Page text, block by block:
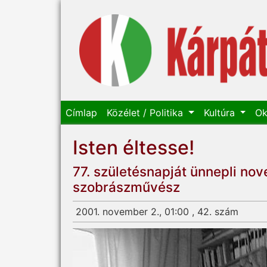
Címlap Közélet / Politika Kultúra
Isten éltesse!
77. születésnapját ünnepli
szobrászművész
2001. november 2., 01:00 , 42. szám